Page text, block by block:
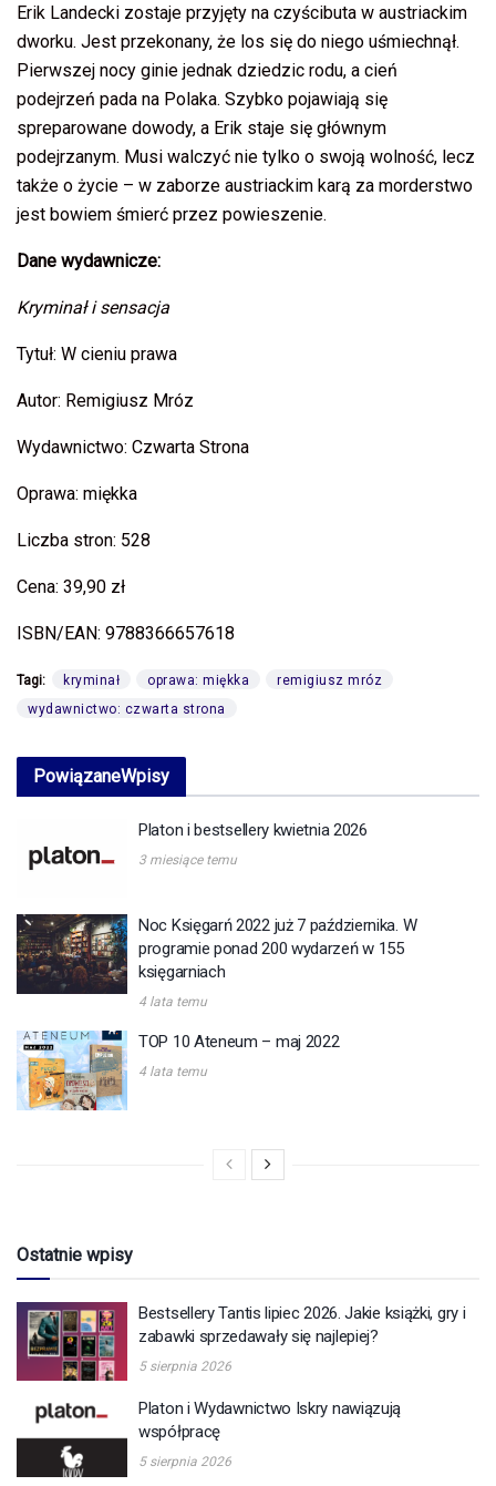
Erik Landecki zostaje przyjęty na czyścibuta w austriackim
dworku. Jest przekonany, że los się do niego uśmiechnął.
Pierwszej nocy ginie jednak dziedzic rodu, a cień
podejrzeń pada na Polaka. Szybko pojawiają się
spreparowane dowody, a Erik staje się głównym
podejrzanym. Musi walczyć nie tylko o swoją wolność, lecz
także o życie – w zaborze austriackim karą za morderstwo
jest bowiem śmierć przez powieszenie.
Dane wydawnicze:
Kryminał i sensacja
Tytuł: W cieniu prawa
Autor: Remigiusz Mróz
Wydawnictwo: Czwarta Strona
Oprawa: miękka
Liczba stron: 528
Cena: 39,90 zł
ISBN/EAN: 9788366657618
Tagi: kryminał oprawa: miękka
remigiusz mróz
wydawnictwo: czwarta strona
PowiązaneWpisy
Platon i bestsellery kwietnia 2026
3 miesiące temu
Noc Księgarń 2022 już 7 października. W
programie ponad 200 wydarzeń w 155
księgarniach
4 lata temu
TOP 10 Ateneum – maj 2022
4 lata temu
Ostatnie wpisy
Bestsellery Tantis lipiec 2026. Jakie książki, gry i
zabawki sprzedawały się najlepiej?
5 sierpnia 2026
Platon i Wydawnictwo Iskry nawiązują
współpracę
5 sierpnia 2026